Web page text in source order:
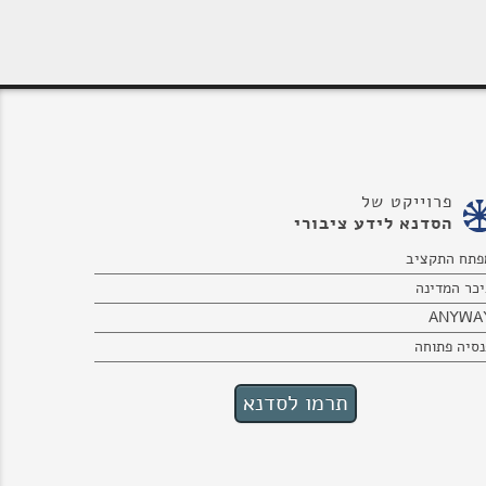
פרוייקט של
הסדנא לידע ציבורי
התקציב
המדינה
פתוחה